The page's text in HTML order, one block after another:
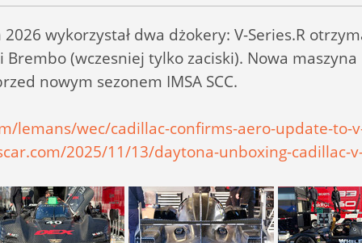
wykorzystał dwa dżokery: V-Series.R
Brembo (wczesniej tylko zaciski). Nowa
nowym sezonem IMSA SCC.
lemans/wec/cadillac-confirms-aero-update-to-
2025/11/13/daytona-unboxing-cadillac-